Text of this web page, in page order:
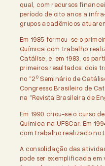
qual, com recursos
período de oito anos a
grupos acadêmicos
Em 1985 formou-se o
Química com trabalho
Catálise, e, em 1983, os
primeiros resultados: dois
no “2oSeminário de
Congresso Brasileiro de
na “Revista Brasileira de
Em 1990 criou-se o curso
Química na UFSCar. Em
com trabalho realizado no
A consolidação das
pode ser exemplificada em